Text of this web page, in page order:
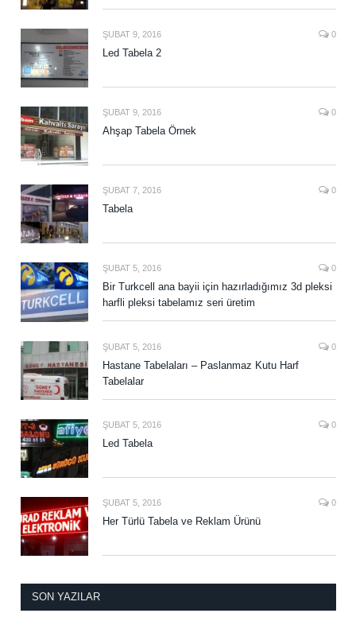
ŞUBAT 9, 2016 0
Led Tabela 2
ŞUBAT 9, 2016 0
Ahşap Tabela Örnek
ŞUBAT 7, 2016 0
Tabela
ŞUBAT 5, 2016 0
Bir Turkcell ana bayii için hazırladığımız 3d pleksi
harfli pleksi tabelamız seri üretim
ŞUBAT 5, 2016 0
Hastane Tabelaları – Paslanmaz Kutu Harf
Tabelalar
ŞUBAT 5, 2016 0
Led Tabela
ŞUBAT 5, 2016 0
Her Türlü Tabela ve Reklam Ürünü
SON YAZILAR